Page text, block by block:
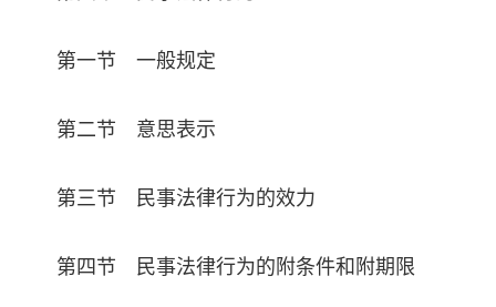
第一节 一般规定
第二节 意思表示
第三节 民事法律行为的效力
第四节 民事法律行为的附条件和附期限